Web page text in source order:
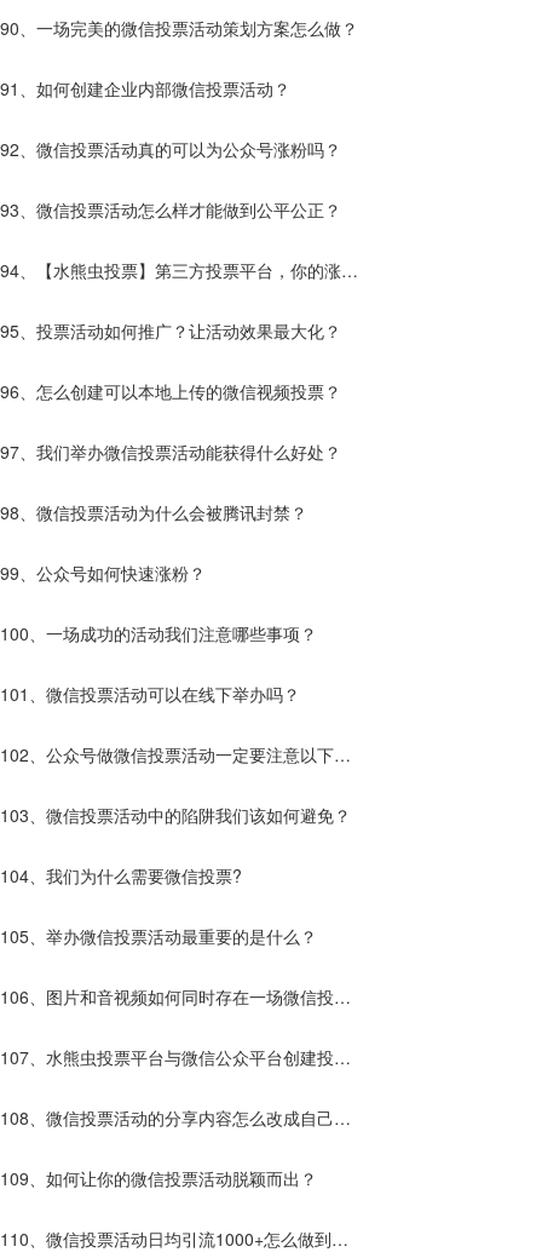
效果更好？
90、一场完美的微信投票活动策划方案怎么做？
91、如何创建企业内部微信投票活动？
92、微信投票活动真的可以为公众号涨粉吗？
93、微信投票活动怎么样才能做到公平公正？
94、【水熊虫投票】第三方投票平台，你的涨粉
神器。
95、投票活动如何推广？让活动效果最大化？
96、怎么创建可以本地上传的微信视频投票？
97、我们举办微信投票活动能获得什么好处？
98、微信投票活动为什么会被腾讯封禁？
99、公众号如何快速涨粉？
100、一场成功的活动我们注意哪些事项？
101、微信投票活动可以在线下举办吗？
102、公众号做微信投票活动一定要注意以下几
103、微信投票活动中的陷阱我们该如何避免？
104、我们为什么需要微信投票?
105、举办微信投票活动最重要的是什么？
106、图片和音视频如何同时存在一场微信投票
活动中？
107、水熊虫投票平台与微信公众平台创建投票
有什么不一样？
108、微信投票活动的分享内容怎么改成自己想
要的？
109、如何让你的微信投票活动脱颖而出？
110、微信投票活动日均引流1000+怎么做到